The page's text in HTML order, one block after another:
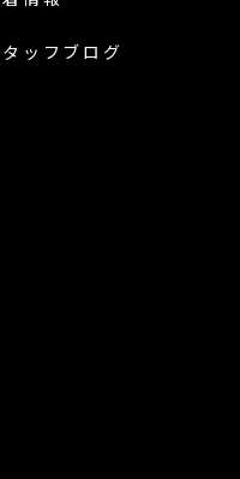
ッフブログ